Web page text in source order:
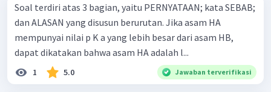
Soal terdiri atas 3 bagian, yaitu PERNYATAAN; kata SEBAB;
dan ALASAN yang disusun berurutan. Jika asam HA
mempunyai nilai p K a yang lebih besar dari asam HB,
dapat dikatakan bahwa asam HA adalah l...
1 5.0 Jawaban terverifikasi